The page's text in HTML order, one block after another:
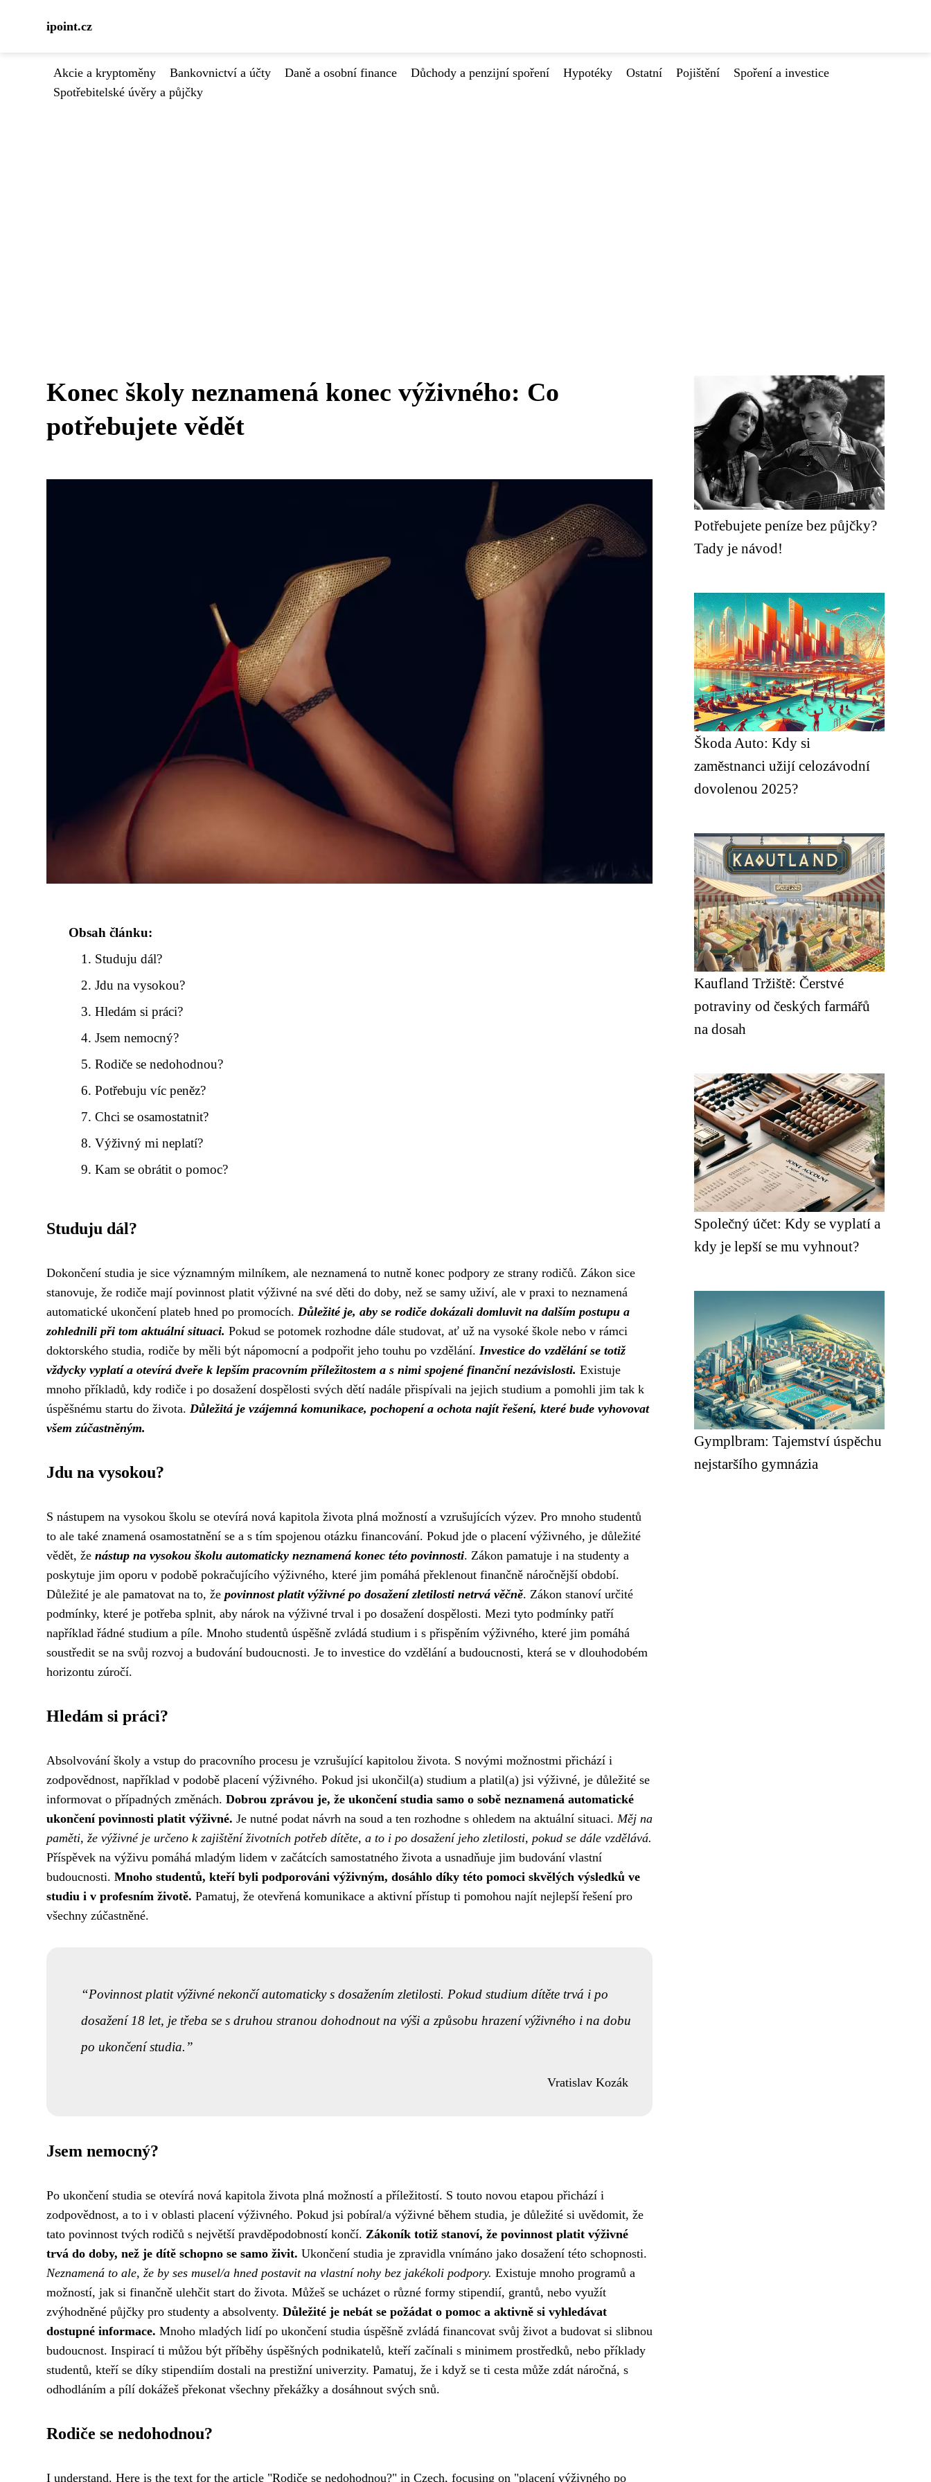
ipoint.cz
Akcie a kryptoměny Bankovnictví a účty Daně a osobní finance Důchody a penzijní spoření Hypotéky Ostatní Pojištění
Spoření a investice
Spotřebitelské úvěry a půjčky
Konec školy neznamená konec výživného: Co
potřebujete vědět
Obsah článku:
Studuju dál?
Jdu na vysokou?
Hledám si práci?
Jsem nemocný?
Rodiče se nedohodnou?
Potřebuju víc peněz?
Chci se osamostatnit?
Výživný mi neplatí?
Kam se obrátit o pomoc?
Studuju dál?
Dokončení studia je sice významným milníkem, ale neznamená to nutně konec podpory ze strany rodičů. Zákon sice
stanovuje, že rodiče mají povinnost platit výživné na své děti do doby, než se samy uživí, ale v praxi to neznamená
automatické ukončení plateb hned po promocích. Důležité je, aby se rodiče dokázali domluvit na dalším postupu a
zohlednili při tom aktuální situaci. Pokud se potomek rozhodne dále studovat, ať už na vysoké škole nebo v rámci
doktorského studia, rodiče by měli být nápomocní a podpořit jeho touhu po vzdělání. Investice do vzdělání se totiž
vždycky vyplatí a otevírá dveře k lepším pracovním příležitostem a s nimi spojené finanční nezávislosti. Existuje
mnoho příkladů, kdy rodiče i po dosažení dospělosti svých dětí nadále přispívali na jejich studium a pomohli jim tak k
úspěšnému startu do života. Důležitá je vzájemná komunikace, pochopení a ochota najít řešení, které bude vyhovovat
všem zúčastněným.
Jdu na vysokou?
S nástupem na vysokou školu se otevírá nová kapitola života plná možností a vzrušujících výzev. Pro mnoho studentů
to ale také znamená osamostatnění se a s tím spojenou otázku financování. Pokud jde o placení výživného, je důležité
vědět, že nástup na vysokou školu automaticky neznamená konec této povinnosti. Zákon pamatuje i na studenty a
poskytuje jim oporu v podobě pokračujícího výživného, které jim pomáhá překlenout finančně náročnější období.
Důležité je ale pamatovat na to, že povinnost platit výživné po dosažení zletilosti netrvá věčně. Zákon stanoví určité
podmínky, které je potřeba splnit, aby nárok na výživné trval i po dosažení dospělosti. Mezi tyto podmínky patří
například řádné studium a píle. Mnoho studentů úspěšně zvládá studium i s přispěním výživného, které jim pomáhá
soustředit se na svůj rozvoj a budování budoucnosti. Je to investice do vzdělání a budoucnosti, která se v dlouhodobém
horizontu zúročí.
Hledám si práci?
Absolvování školy a vstup do pracovního procesu je vzrušující kapitolou života. S novými možnostmi přichází i
zodpovědnost, například v podobě placení výživného. Pokud jsi ukončil(a) studium a platil(a) jsi výživné, je důležité se
informovat o případných změnách. Dobrou zprávou je, že ukončení studia samo o sobě neznamená automatické
ukončení povinnosti platit výživné. Je nutné podat návrh na soud a ten rozhodne s ohledem na aktuální situaci. Měj na
paměti, že výživné je určeno k zajištění životních potřeb dítěte, a to i po dosažení jeho zletilosti, pokud se dále vzdělává.
Příspěvek na výživu pomáhá mladým lidem v začátcích samostatného života a usnadňuje jim budování vlastní
budoucnosti. Mnoho studentů, kteří byli podporováni výživným, dosáhlo díky této pomoci skvělých výsledků ve
studiu i v profesním životě. Pamatuj, že otevřená komunikace a aktivní přístup ti pomohou najít nejlepší řešení pro
všechny zúčastněné.
Povinnost platit výživné nekončí automaticky s dosažením zletilosti. Pokud studium dítěte trvá i po
dosažení 18 let, je třeba se s druhou stranou dohodnout na výši a způsobu hrazení výživného i na dobu
po ukončení studia.
Vratislav Kozák
Jsem nemocný?
Po ukončení studia se otevírá nová kapitola života plná možností a příležitostí. S touto novou etapou přichází i
zodpovědnost, a to i v oblasti placení výživného. Pokud jsi pobíral/a výživné během studia, je důležité si uvědomit, že
tato povinnost tvých rodičů s největší pravděpodobností končí. Zákoník totiž stanoví, že povinnost platit výživné
trvá do doby, než je dítě schopno se samo živit. Ukončení studia je zpravidla vnímáno jako dosažení této schopnosti.
Neznamená to ale, že by ses musel/a hned postavit na vlastní nohy bez jakékoli podpory. Existuje mnoho programů a
možností, jak si finančně ulehčit start do života. Můžeš se ucházet o různé formy stipendií, grantů, nebo využít
zvýhodněné půjčky pro studenty a absolventy. Důležité je nebát se požádat o pomoc a aktivně si vyhledávat
dostupné informace. Mnoho mladých lidí po ukončení studia úspěšně zvládá financovat svůj život a budovat si slibnou
budoucnost. Inspirací ti můžou být příběhy úspěšných podnikatelů, kteří začínali s minimem prostředků, nebo příklady
studentů, kteří se díky stipendiím dostali na prestižní univerzity. Pamatuj, že i když se ti cesta může zdát náročná, s
odhodláním a pílí dokážeš překonat všechny překážky a dosáhnout svých snů.
Rodiče se nedohodnou?
I understand. Here is the text for the article "Rodiče se nedohodnou?" in Czech, focusing on "placení výživného po
Potřebujete peníze bez půjčky?
Tady je návod!
Škoda Auto: Kdy si
zaměstnanci užijí celozávodní
dovolenou 2025?
Kaufland Tržiště: Čerstvé
potraviny od českých farmářů
na dosah
Společný účet: Kdy se vyplatí a
kdy je lepší se mu vyhnout?
Gymplbram: Tajemství úspěchu
nejstaršího gymnázia